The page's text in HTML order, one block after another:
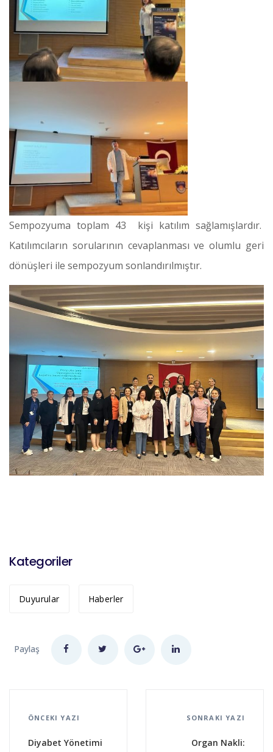
Sempozyuma toplam 43 kişi katılım sağlamışlardır.
Katılımcıların sorularının cevaplanması ve olumlu geri
dönüşleri ile sempozyum sonlandırılmıştır.
Kategoriler
Duyurular Haberler
Paylaş
ÖNCEKI YAZI
Diyabet Yönetimi
SONRAKI YAZI
Organ Nakli: